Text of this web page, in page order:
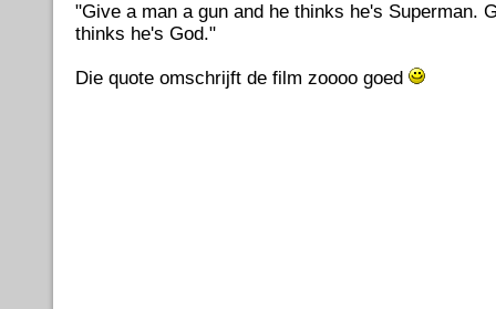
"Give a man a gun and he thinks he's Superman.
thinks he's God."
Die quote omschrijft de film zoooo goed